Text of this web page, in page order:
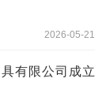
2026-05-21
有限公司成立